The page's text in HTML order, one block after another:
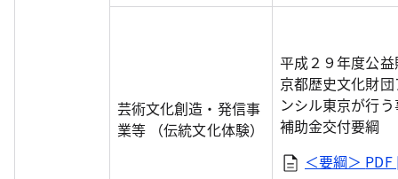
芸術文化創造・発信事
業等 （伝統文化体験）
平成２９年度公
京都歴史文化財
ンシル東京が行
補助金交付要綱
＜要綱＞